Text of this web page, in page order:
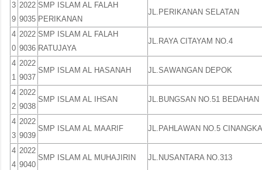
3
9
2022
9035
SMP ISLAM AL FALAH
PERIKANAN
JL.PERIKANAN SELATAN
4
0
2022
9036
SMP ISLAM AL FALAH
RATUJAYA
JL.RAYA CITAYAM NO.4
4
1
2022
9037
SMP ISLAM AL HASANAH JL.SAWANGAN DEPOK
4
2
2022
9038
SMP ISLAM AL IHSAN JL.BUNGSAN NO.51 BEDAHAN
4
3
2022
9039
SMP ISLAM AL MAARIF JL.PAHLAWAN NO.5 CINANGKA
4
4
2022
9040
SMP ISLAM AL MUHAJIRIN JL.NUSANTARA NO.313